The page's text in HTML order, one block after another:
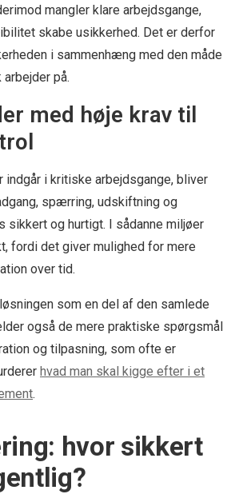
mangler klare arbejdsgange,
skabe usikkerhed. Det er derfor
i sammenhæng med den måde
på.
med høje krav til
indgår i kritiske arbejdsgange, bliver
spærring, udskiftning og
sikkert og hurtigt. I sådanne miljøer
fordi det giver mulighed for mere
over tid.
som en del af den samlede
også de mere praktiske spørgsmål
og tilpasning, som ofte er
hvad man skal kigge efter i et
.
hvor sikkert